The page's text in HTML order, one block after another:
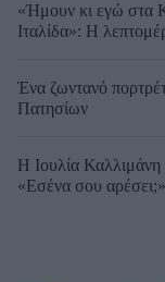
«Ήμουν κι εγώ στα
Ιταλίδα»: Η
Ένα ζωντανό
Πατησίων
Η Ιουλία
«Εσένα σου αρέσει;»